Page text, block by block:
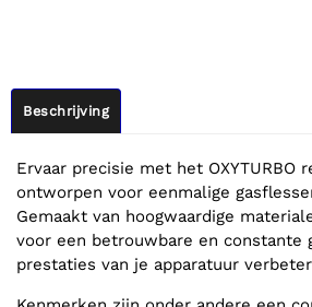
Beschrijving
Ervaar precisie met het OXYTURBO
ontworpen voor eenmalige
Gemaakt van hoogwaardige
voor een betrouwbare en constante
prestaties van je apparatuur